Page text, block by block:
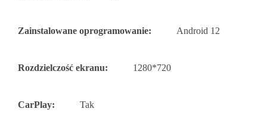
Zainstalowane oprogramowanie: Android 12
Rozdzielczość ekranu: 1280*720
CarPlay: Tak